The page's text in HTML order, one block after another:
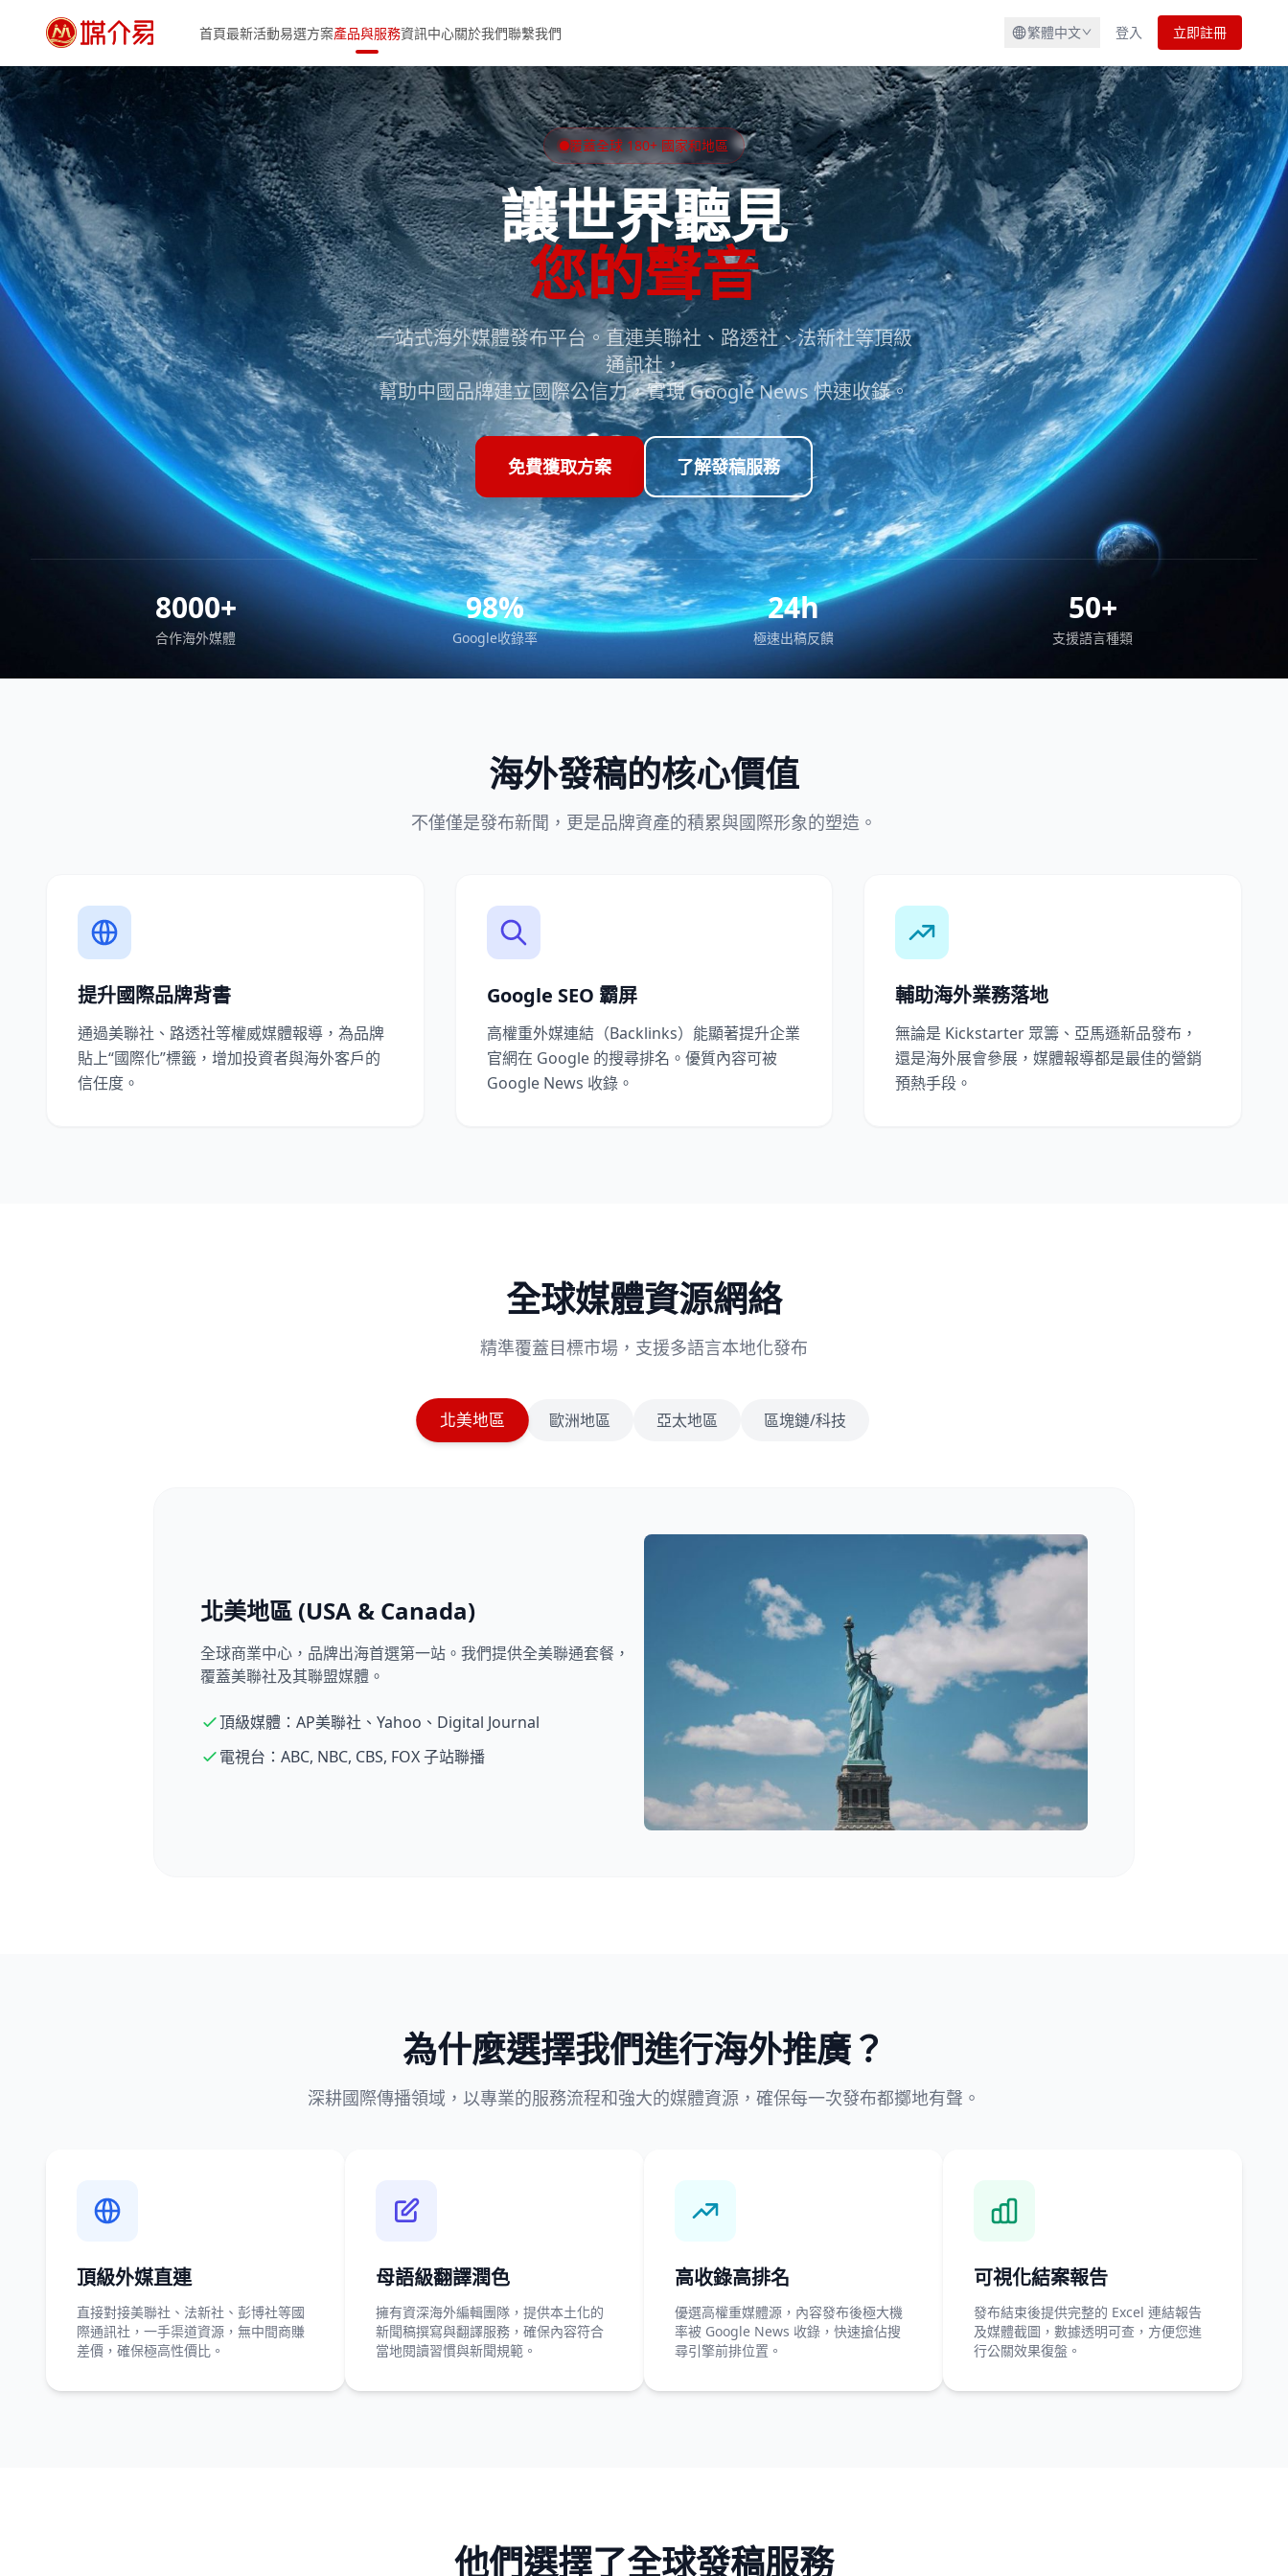
首頁最新活動易選方案產品與服務資訊中心關於我們聯繫我們 繁體中文 登入 立即註冊
覆蓋全球 180+ 國家和地區
讓世界聽見
您的聲音
一站式海外媒體發布平台。直連美聯社、路透社、法新社等頂級
通訊社，
幫助中國品牌建立國際公信力，實現 Google News 快速收錄。
免費獲取方案 了解發稿服務
8000+
合作海外媒體
98%
Google收錄率
24h
極速出稿反饋
50+
支援語言種類
海外發稿的核心價值
不僅僅是發布新聞，更是品牌資產的積累與國際形象的塑造。
提升國際品牌背書
通過美聯社、路透社等權威媒體報導，為品牌
貼上“國際化”標籤，增加投資者與海外客戶的
信任度。
Google SEO 霸屏
高權重外媒連結（Backlinks）能顯著提升企業
官網在 Google 的搜尋排名。優質內容可被
Google News 收錄。
輔助海外業務落地
無論是 Kickstarter 眾籌、亞馬遜新品發布，
還是海外展會參展，媒體報導都是最佳的營銷
預熱手段。
全球媒體資源網絡
精準覆蓋目標市場，支援多語言本地化發布
北美地區 歐洲地區 亞太地區 區塊鏈/科技
北美地區 (USA & Canada)
全球商業中心，品牌出海首選第一站。我們提供全美聯通套餐，
覆蓋美聯社及其聯盟媒體。
頂級媒體：AP美聯社、Yahoo、Digital Journal
電視台：ABC, NBC, CBS, FOX 子站聯播
為什麼選擇我們進行海外推廣？
深耕國際傳播領域，以專業的服務流程和強大的媒體資源，確保每一次發布都擲地有聲。
頂級外媒直連
直接對接美聯社、法新社、彭博社等國
際通訊社，一手渠道資源，無中間商賺
差價，確保極高性價比。
母語級翻譯潤色
擁有資深海外編輯團隊，提供本土化的
新聞稿撰寫與翻譯服務，確保內容符合
當地閱讀習慣與新聞規範。
高收錄高排名
優選高權重媒體源，內容發布後極大機
率被 Google News 收錄，快速搶佔搜
尋引擎前排位置。
可視化結案報告
發布結束後提供完整的 Excel 連結報告
及媒體截圖，數據透明可查，方便您進
行公關效果復盤。
他們選擇了全球發稿服務